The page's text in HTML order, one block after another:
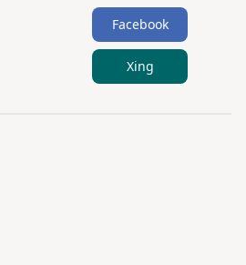
Facebook
Xing